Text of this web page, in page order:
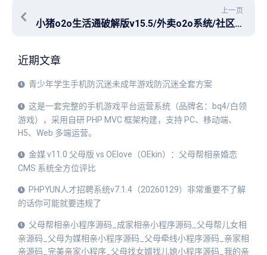
上一页
小猪o2o生活通破解版v15.5/外卖o2o系统/社区o2o团购系统/商城系统/智慧社区全新v15.xx系列更新
近期文章
青少年学生手机防沉迷未成年游戏防沉迷全套方案
这是一套完整的手机游戏平台运营系统（品牌名：bq4/白领
游戏），采用自研 PHP MVC 框架构建，支持 PC、移动端、
H5、Web 多端运营。
金媒 v11.0 父母版 vs OElove（OEkin）：父母帮相亲婚恋
CMS 系统全方位评比
PHPYUN人才招聘系统v7.1.4（20260129）非常重要不了解
的话你可能就要违规了
父母帮相亲小程序源码_成家相亲小程序源码_父母帮儿女相
亲源码_父母为媒相亲小程序源码_父母牵线小程序源码_亲家相
亲源码_完美亲家小程序_父母找女婿找儿媳小程序源码_我的亲